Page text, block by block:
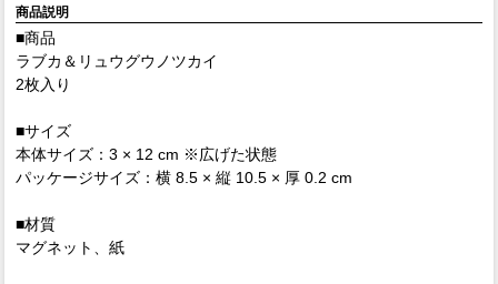
商品説明
■商品
ラブカ＆リュウグウノツカイ
2枚入り
■サイズ
本体サイズ：3 × 12 cm ※広げた状態
パッケージサイズ：横 8.5 × 縦 10.5 × 厚 0.2 cm
■材質
マグネット、紙